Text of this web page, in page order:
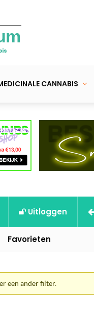
CANNABIS
Uitloggen
Favorieten
een ander filter.